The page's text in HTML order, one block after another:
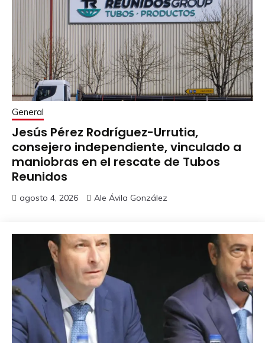
General
Jesús Pérez Rodríguez-Urrutia,
consejero independiente, vinculado a
maniobras en el rescate de Tubos
Reunidos
agosto 4, 2026 Ale Ávila González